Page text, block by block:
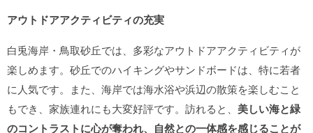
アウトドアアクティビティの充実
白兎海岸・鳥取砂丘では、多彩なアウトドアアクティビティが
楽しめます。砂丘でのハイキングやサンドボードは、特に若者
に人気です。また、海岸では海水浴や浜辺の散策を楽しむこと
もでき、家族連れにも大変好評です。訪れると、 美しい海と緑
のコントラストに心が奪われ、自然との一体感を感じることが